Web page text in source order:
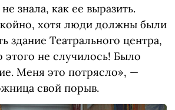
знала, как ее выразить.
хотя люди должны были
здание Театрального центра,
этого не случилось! Было
Меня это потрясло», —
свой порыв.